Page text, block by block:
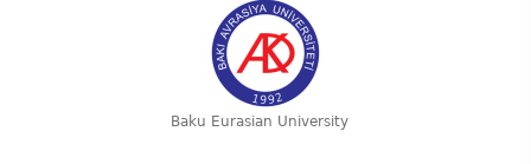
Baku Eurasian University